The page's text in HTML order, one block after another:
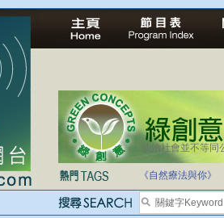
法治社會並不等同
《自然療法與你》